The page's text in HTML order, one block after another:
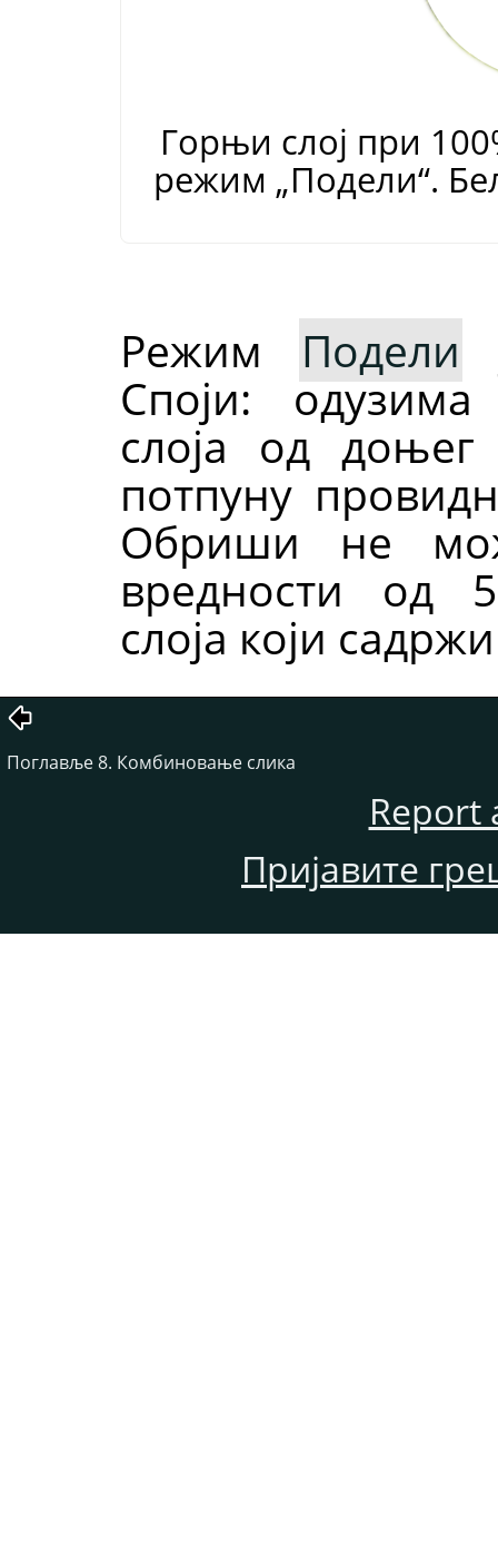
Горњи слој при
режим „Подели“.
Режим Подели
Споји:
слоја од
потпуну
Обриши не
вредности од
слоја који
Поглавље 8. Комбиновање слика
Report
Пријавите